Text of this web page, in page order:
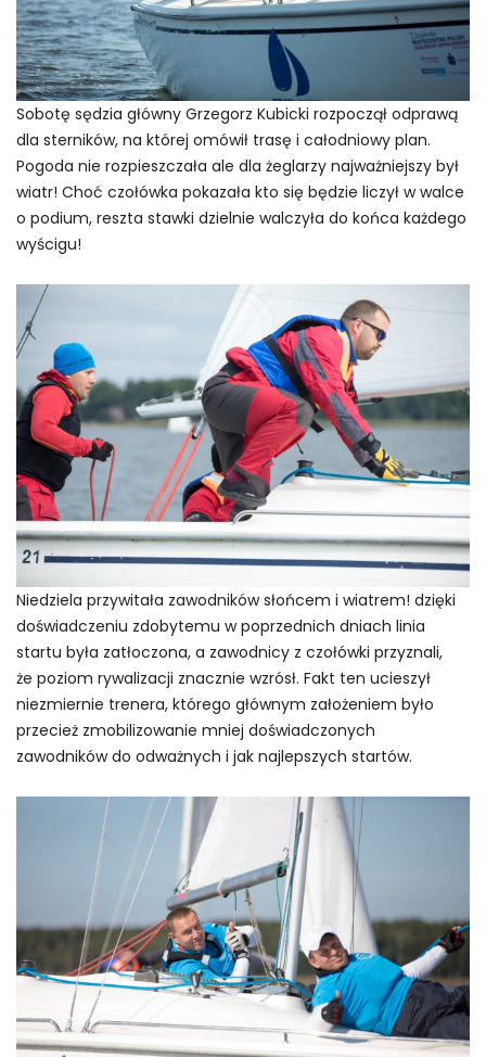
Sobotę sędzia główny Grzegorz Kubicki rozpoczął odprawą
dla sterników, na której omówił trasę i całodniowy plan.
Pogoda nie rozpieszczała ale dla żeglarzy najważniejszy był
wiatr! Choć czołówka pokazała kto się będzie liczył w walce
o podium, reszta stawki dzielnie walczyła do końca każdego
wyścigu!
Niedziela przywitała zawodników słońcem i wiatrem! dzięki
doświadczeniu zdobytemu w poprzednich dniach linia
startu była zatłoczona, a zawodnicy z czołówki przyznali,
że poziom rywalizacji znacznie wzrósł. Fakt ten ucieszył
niezmiernie trenera, którego głównym założeniem było
przecież zmobilizowanie mniej doświadczonych
zawodników do odważnych i jak najlepszych startów.